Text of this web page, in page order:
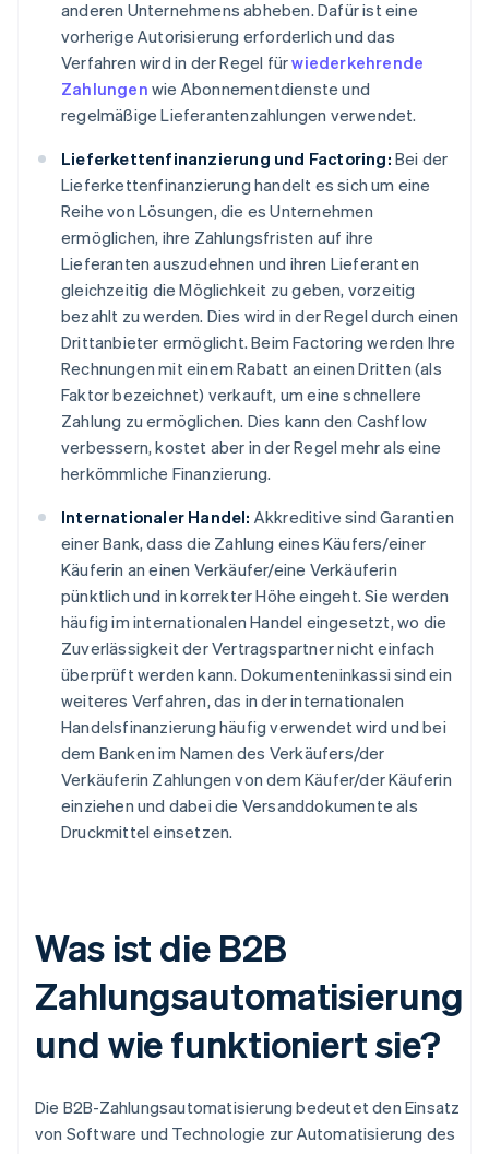
anderen Unternehmens abheben. Dafür ist eine
vorherige Autorisierung erforderlich und das
Verfahren wird in der Regel fürwiederkehrende
Zahlungen wie Abonnementdienste und
regelmäßige Lieferantenzahlungen verwendet.
Lieferkettenfinanzierung und Factoring: Bei der
Lieferkettenfinanzierung handelt es sich um eine
Reihe von Lösungen, die es Unternehmen
ermöglichen, ihre Zahlungsfristen auf ihre
Lieferanten auszudehnen und ihren Lieferanten
gleichzeitig die Möglichkeit zu geben, vorzeitig
bezahlt zu werden. Dies wird in der Regel durch einen
Drittanbieter ermöglicht. Beim Factoring werden Ihre
Rechnungen mit einem Rabatt an einen Dritten (als
Faktor bezeichnet) verkauft, um eine schnellere
Zahlung zu ermöglichen. Dies kann den Cashflow
verbessern, kostet aber in der Regel mehr als eine
herkömmliche Finanzierung.
Internationaler Handel: Akkreditive sind Garantien
einer Bank, dass die Zahlung eines Käufers/einer
Käuferin an einen Verkäufer/eine Verkäuferin
pünktlich und in korrekter Höhe eingeht. Sie werden
häufig im internationalen Handel eingesetzt, wo die
Zuverlässigkeit der Vertragspartner nicht einfach
überprüft werden kann. Dokumenteninkassi sind ein
weiteres Verfahren, das in der internationalen
Handelsfinanzierung häufig verwendet wird und bei
dem Banken im Namen des Verkäufers/der
Verkäuferin Zahlungen von dem Käufer/der Käuferin
einziehen und dabei die Versanddokumente als
Druckmittel einsetzen.
Was ist die B2B
Zahlungsautomatisierung
und wie funktioniert sie?
Die B2B-Zahlungsautomatisierung bedeutet den Einsatz
von Software und Technologie zur Automatisierung des